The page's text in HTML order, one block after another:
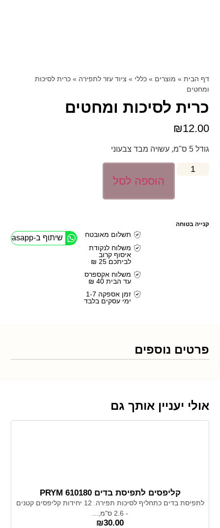
דף הבית » מוצרים »כללי » ציוד עזר לתפירה »כרית לסיכות
ומחטים
כרית לסיכות ומחטים
₪12.00
גודל 5 ס"מ, עשויה מבד צבעוני
הוספה לסל
קנייה בטוחה
תשלום מאובטח
משלוח לנקודת
איסוף קרוב
לביתכם 25 ₪
משלוח אקספרס
עד הבית 40 ₪
זמן אספקה 1-7
ימי עסקים בלבד
שיתוף ב-Whasapp
פרטים נוספים
אולי יעניין אותך גם
קליפסים לתפיסת בדים 610180 PRYM
לתפיסת בדים כתחליף לסיכות תפירה. 12 יחידות קליפסים קטנים
- 2.6 ס"מ,...
₪30.00